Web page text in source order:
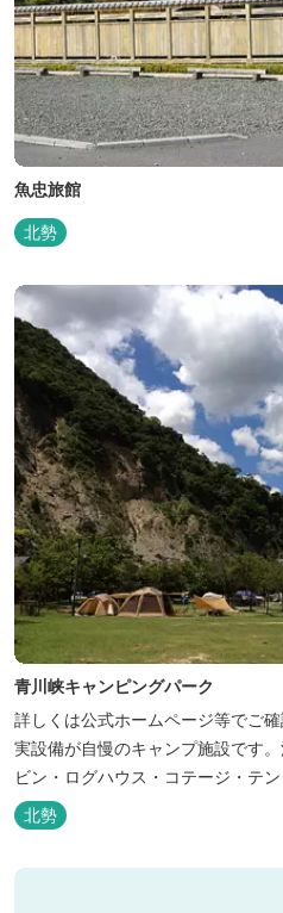
魚忠旅館
北勢
青川峡キャンピングパーク
詳しくは公式ホームページ等でご確認ください。
実設備が自慢のキャンプ施設です
ビン・ログハウス・コテージ・テ
が楽しめます。屋根付きの炭火焼
日も快適にバーベキューをお楽し
体利用可能。 青少年向けの屋外キャンプ施設、かもしかキャンプフ
北勢